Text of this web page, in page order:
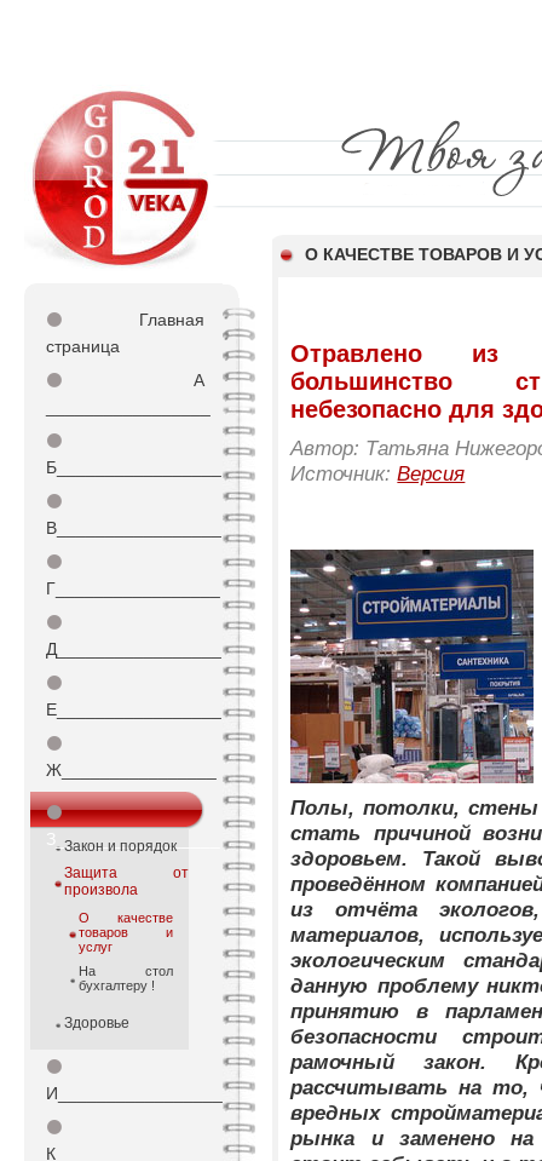
О КАЧЕСТВЕ ТОВАРОВ И
⚫
Главная
страница
⚫
А
⚫
Б_________________
⚫
В_________________
⚫
Г_________________
⚫
Д_________________
⚫
Е_________________
⚫
Ж________________
⚫
З_________________
Закон и порядок
Защита от
произвола
О качестве
товаров и
услуг
На стол
бухгалтеру !
Здоровье
⚫
И_________________
⚫
К_________________
Отравлено из
большинство
небезопасно для
Автор: Татьяна
Источник:Версия
Полы, потолки,
стать причиной
здоровьем. Такой
проведённом
из отчёта
материалов,
экологическим
данную проблему
принятию в
безопасности
рамочный закон.
рассчитывать на то,
вредных
рынка и заменено на